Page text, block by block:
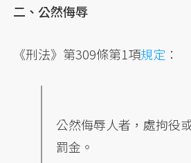
二、公然侮辱
《刑法》第309條第1項規定 ：
公然侮辱人者，處拘役
罰金。